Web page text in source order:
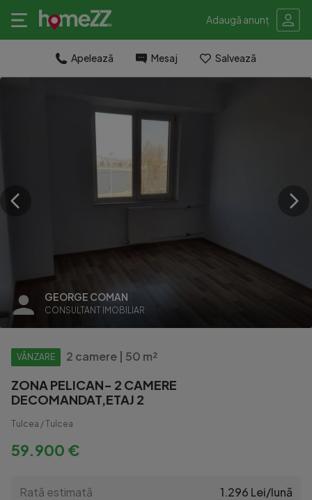
Adaugă anunț
Apelează Mesaj Salvează
GEORGE COMAN
CONSULTANT IMOBILIAR
VÂNZARE 2 camere | 50 m²
ZONA PELICAN- 2 CAMERE
DECOMANDAT,ETAJ 2
Tulcea / Tulcea
59.900 €
Rată estimată 1.296 Lei/lună